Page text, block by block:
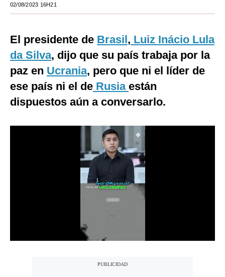
Estilos
Mundo
EEUU
México
02/08/2023 16H21
El presidente de Brasil, Luiz Inácio Lula
da Silva, dijo que su país trabaja por la
paz en Ucrania, pero que ni el líder de
ese país ni el de Rusia están
dispuestos aún a conversarlo.